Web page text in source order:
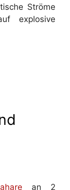
Ströme
explosive
an 2